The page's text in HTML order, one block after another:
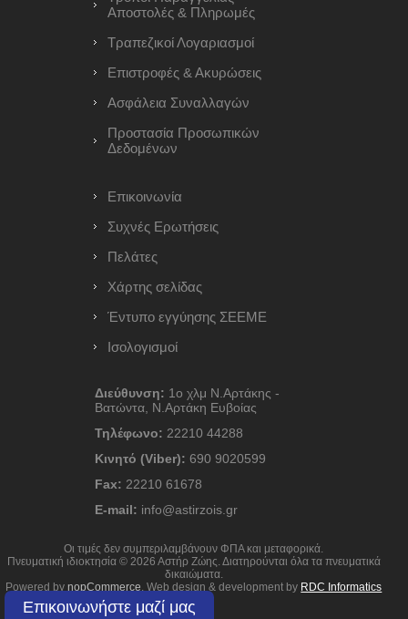
Επικοινωνήστε μαζί μας
Αποστολές & Πληρωμές
Τραπεζικοί Λογαριασμοί
Επιστροφές & Ακυρώσεις
Ασφάλεια Συναλλαγών
Προστασία Προσωπικών
Δεδομένων
Επικοινωνία
Συχνές Ερωτήσεις
Πελάτες
Χάρτης σελίδας
Έντυπο εγγύησης ΣΕΕΜΕ
Ισολογισμοί
Διεύθυνση: 1ο χλμ Ν.Αρτάκης -
Βατώντα, Ν.Αρτάκη Ευβοίας
Τηλέφωνο: 22210 44288
Κινητό (Viber): 690 9020599
Fax: 22210 61678
E-mail: info@astirzois.gr
Οι τιμές δεν συμπεριλαμβάνουν ΦΠΑ και μεταφορικά.
Πνευματική ιδιοκτησία © 2026 Αστήρ Ζώης. Διατηρούνται όλα τα πνευματικά
δικαιώματα.
Powered bynopCommerce. Web design & development by RDC Informatics